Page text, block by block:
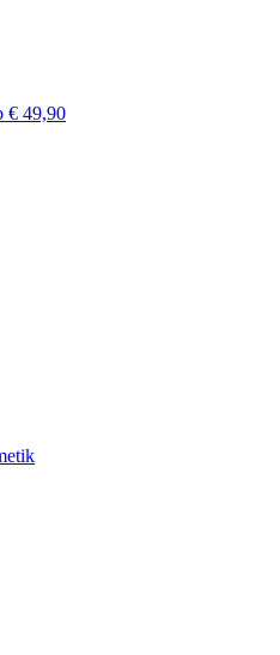
€ 49,90